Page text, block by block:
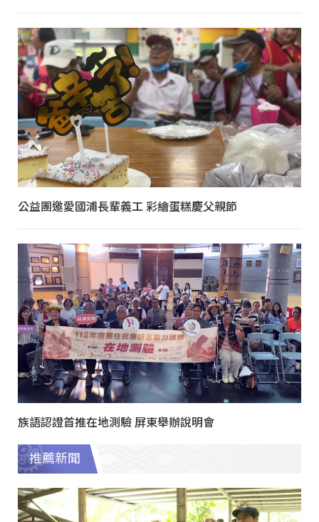
公益團邀愛國浦長輩義工 彩繪蛋糕慶父親節
族語認證首推在地測驗 屏東舉辦說明會
推薦新聞